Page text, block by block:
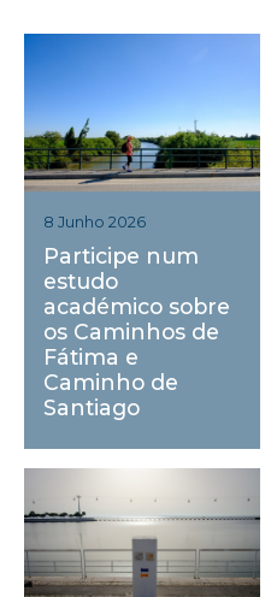
8 Junho 2026
Participe num
estudo
académico sobre
os Caminhos de
Fátima e
Caminho de
Santiago